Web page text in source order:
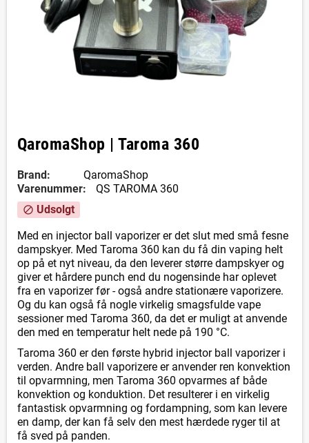
QaromaShop | Taroma 360
Brand:
QaromaShop
Varenummer:
QS TAROMA 360
block Udsolgt
Med en injector ball vaporizer er det slut med små fesne
dampskyer. Med Taroma 360 kan du få din vaping helt
op på et nyt niveau, da den leverer større dampskyer og
giver et hårdere punch end du nogensinde har oplevet
fra en vaporizer før - også andre stationære vaporizere.
Og du kan også få nogle virkelig smagsfulde vape
sessioner med Taroma 360, da det er muligt at anvende
den med en temperatur helt nede på 190 °C.
Taroma 360 er den første hybrid injector ball vaporizer i
verden. Andre ball vaporizere er anvender ren konvektion
til opvarmning, men Taroma 360 opvarmes af både
konvektion og konduktion. Det resulterer i en virkelig
fantastisk opvarmning og fordampning, som kan levere
en damp, der kan få selv den mest hærdede ryger til at
få sved på panden.